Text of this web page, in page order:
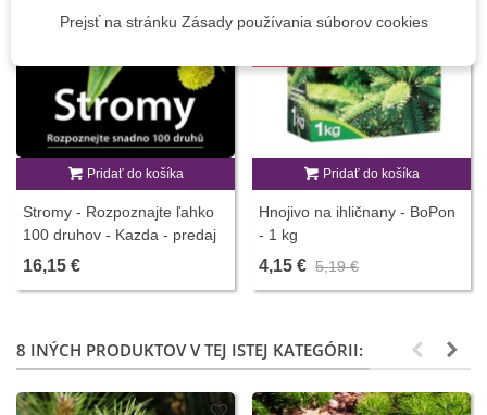
Pridať do košíka
Stromy - Rozpoznajte ľahko
100 druhov - Kazda - predaj
kníh - 1 ks
16,15 €
Pridať do košíka
Hnojivo na ihličnany - BoPon
- 1 kg
4,15 € 5,19 €
8 INÝCH PRODUKTOV V TEJ ISTEJ KATEGÓRII:
Prejsť na stránku Zásady používania súborov cookies